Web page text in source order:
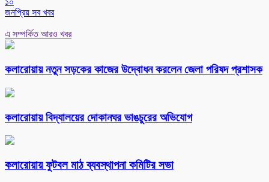
জনপ্রিয় সব খবর
এ সম্পর্কিত আরও খবর
কলারোয়ায় নতুন সড়কের কাজের উদ্বোধন করলেন জেলা পরিষদ প্রশাসক
কলারোয়ায় বিদ্যালয়ের দোকানঘর ভাঙচুরের অভিযোগ
কলারোয়ায় ফুটবল মাঠ ব্যবস্থাপনা কমিটির সভা